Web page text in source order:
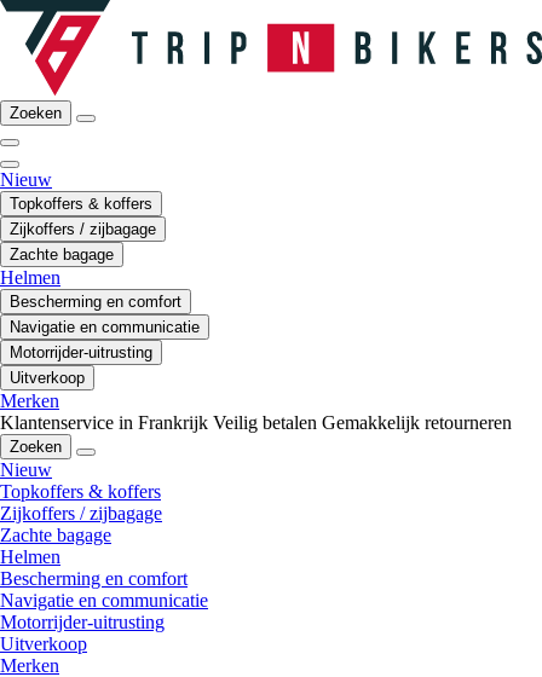
Zoeken
Nieuw
Topkoffers & koffers
Zijkoffers / zijbagage
Zachte bagage
Helmen
Bescherming en comfort
Navigatie en communicatie
Motorrijder-uitrusting
Uitverkoop
Merken
Klantenservice in Frankrijk Veilig betalen Gemakkelijk retourneren
Zoeken
Nieuw
Topkoffers & koffers
Zijkoffers / zijbagage
Zachte bagage
Helmen
Bescherming en comfort
Navigatie en communicatie
Motorrijder-uitrusting
Uitverkoop
Merken